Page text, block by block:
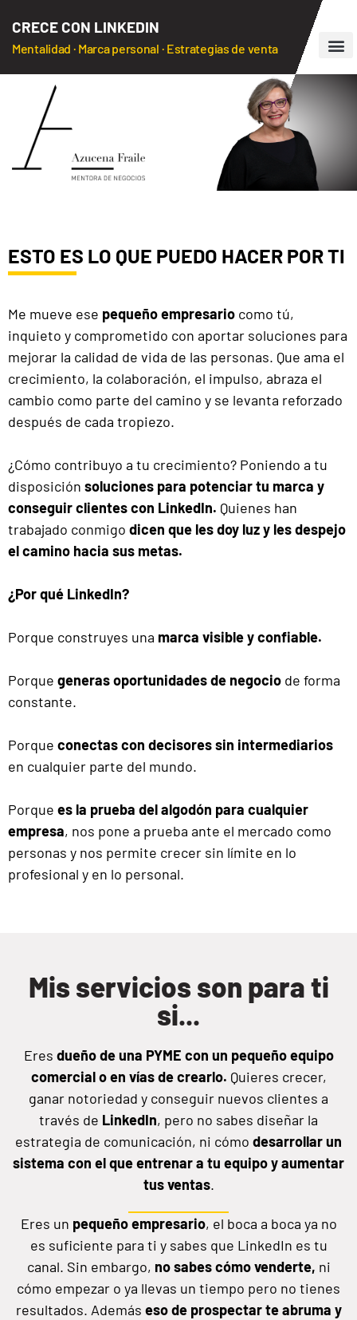
CRECE CON LINKEDIN
Mentalidad · Marca personal · Estrategias de venta
ESTO ES LO QUE PUEDO HACER POR TI
Me mueve ese pequeñoempresario como tú,
inquieto y comprometido con aportar soluciones para
mejorar la calidad de vida de las personas. Que ama el
crecimiento, la colaboración, el impulso, abraza el
cambio como parte del camino y se levanta reforzado
después de cada tropiezo.
¿Cómo contribuyo a tu crecimiento? Poniendo a tu
disposición soluciones para potenciar tu marca y
conseguir clientes con LinkedIn. Quienes han
trabajado conmigo dicen que les doy luz y les despejo
el camino hacia sus metas.
¿Por qué LinkedIn?
Porque construyes una marca visible y confiable.
Porque generas oportunidades de negocio de forma
constante.
Porque conectas con decisores sin intermediarios
en cualquier parte del mundo.
Porque es la prueba del algodón para cualquier
empresa, nos pone a prueba ante el mercado como
personas y nos permite crecer sin límite en lo
profesional y en lo personal.
Mis servicios son para ti
si...
Eres dueño de una PYME con un pequeño equipo
comercial o en vías de crearlo. Quieres crecer,
ganar notoriedad y conseguir nuevos clientes a
través de LinkedIn, pero no sabes diseñar la
estrategia de comunicación, ni cómo desarrollar un
sistema con el que entrenar a tu equipo y aumentar
tus ventas.
Eres un pequeño empresario, el boca a boca ya no
es suficiente para ti y sabes que LinkedIn es tu
canal. Sin embargo, no sabes cómo venderte, ni
cómo empezar o ya llevas un tiempo pero no tienes
resultados. Además eso de prospectar te abruma y